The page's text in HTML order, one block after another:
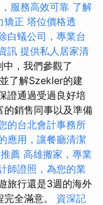
服務高效可靠 了解
矯正 塔位價格透
白蟻公司，專業台
訊 提供私人居家清
，我們參觀了
了解Szekler的建
證通過受過良好培
的銷售同事以及準備
的台北會計事務所
應用，讓餐廳清潔
薦 高雄搬家，專業
師證照，為您的業
旅行還是3週的海外
全滿意。 資深記